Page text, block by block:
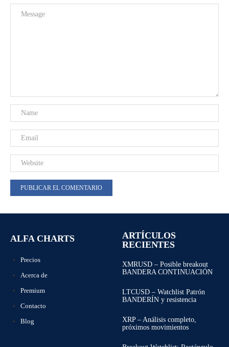
ALFA CHARTS
Precios
Acerca de
Premium
Contacto
Blog
ARTÍCULOS
RECIENTES
XMRUSD – Posible breakout
BANDERA CONTINUACIÓN
LTCUSD – Watchlist Patrón
BANDERÍN y resistencia
XRP – Análisis completo,
próximos movimientos